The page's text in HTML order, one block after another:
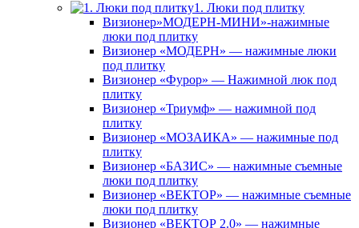
1. Люки под плитку
Визионер»МОДЕРН-МИНИ»-нажимные
люки под плитку
Визионер «МОДЕРН» — нажимные люки
под плитку
Визионер «Фурор» — Нажимной люк под
плитку
Визионер «Триумф» — нажимной под
плитку
Визионер «МОЗАИКА» — нажимные под
плитку
Визионер «БАЗИС» — нажимные съемные
люки под плитку
Визионер «ВЕКТОР» — нажимные съемные
люки под плитку
Визионер «ВЕКТОР 2.0» — нажимные